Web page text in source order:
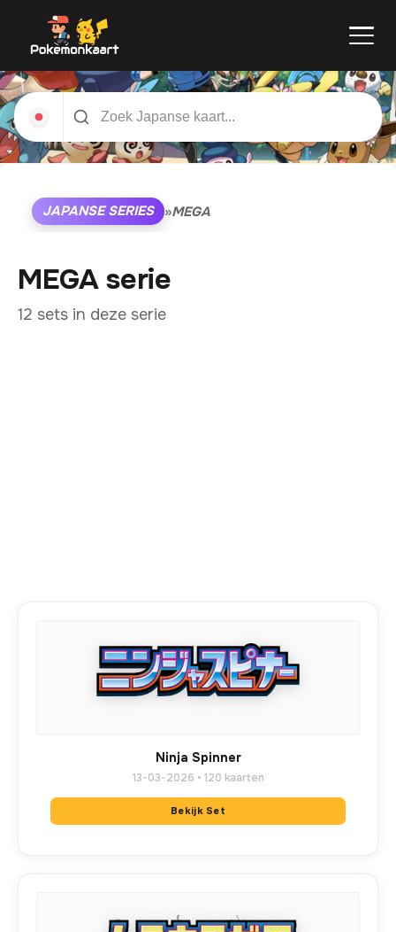
JAPANSE SERIES »MEGA
MEGA serie
12 sets in deze serie
Ninja Spinner
13-03-2026 • 120 kaarten
Bekijk Set